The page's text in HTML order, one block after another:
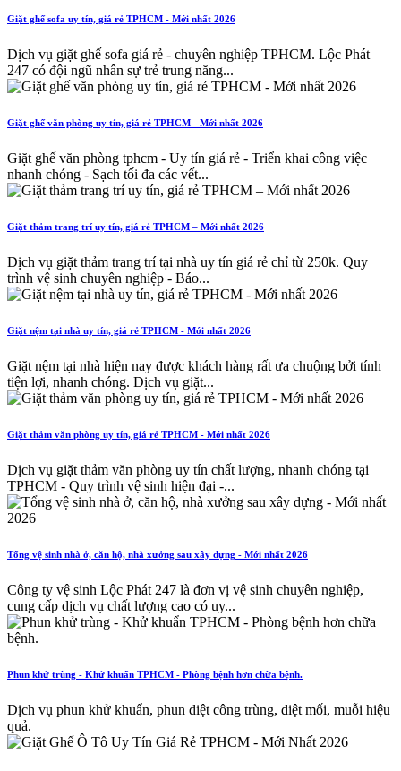
Giặt ghế sofa uy tín, giá rẻ TPHCM - Mới nhất 2026
Dịch vụ giặt ghế sofa giá rẻ - chuyên nghiệp TPHCM. Lộc Phát
247 có đội ngũ nhân sự trẻ trung năng...
Giặt ghế văn phòng uy tín, giá rẻ TPHCM - Mới nhất 2026
Giặt ghế văn phòng tphcm - Uy tín giá rẻ - Triển khai công việc
nhanh chóng - Sạch tối đa các vết...
Giặt thảm trang trí uy tín, giá rẻ TPHCM – Mới nhất 2026
Dịch vụ giặt thảm trang trí tại nhà uy tín giá rẻ chỉ từ 250k. Quy
trình vệ sinh chuyên nghiệp - Báo...
Giặt nệm tại nhà uy tín, giá rẻ TPHCM - Mới nhất 2026
Giặt nệm tại nhà hiện nay được khách hàng rất ưa chuộng bởi tính
tiện lợi, nhanh chóng. Dịch vụ giặt...
Giặt thảm văn phòng uy tín, giá rẻ TPHCM - Mới nhất 2026
Dịch vụ giặt thảm văn phòng uy tín chất lượng, nhanh chóng tại
TPHCM - Quy trình vệ sinh hiện đại -...
Tổng vệ sinh nhà ở, căn hộ, nhà xưởng sau xây dựng - Mới nhất 2026
Công ty vệ sinh Lộc Phát 247 là đơn vị vệ sinh chuyên nghiệp,
cung cấp dịch vụ chất lượng cao có uy...
Phun khử trùng - Khử khuẩn TPHCM - Phòng bệnh hơn chữa bệnh.
Dịch vụ phun khử khuẩn, phun diệt công trùng, diệt mối, muỗi hiệu
quả.